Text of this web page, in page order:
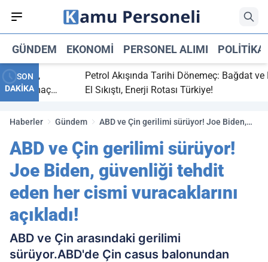
GÜNDEM EKONOMI PERSONEL ALIMI POLITIKA
SON
DAKİKA
bitti,
maç
Petrol Akışında Tarihi Dönemeç: Bağdat ve
El Sıkıştı, Enerji Rotası Türkiye!
Haberler Gündem
ABD ve Çin gerilimi sürüyor! Joe Biden,
vuracaklarını açıkladı!
ABD ve Çin gerilimi sürüyor!
Joe Biden, güvenliği tehdit
eden her cismi vuracaklarını
açıkladı!
ABD ve Çin arasındaki gerilimi
sürüyor.ABD'de Çin casus balonundan